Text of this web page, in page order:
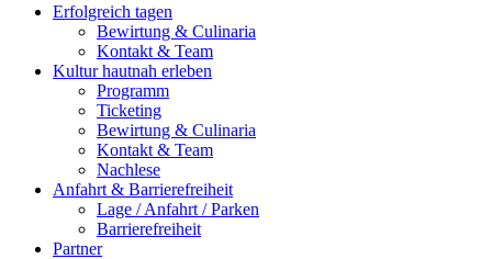
Erfolgreich tagen
Bewirtung & Culinaria
Kontakt & Team
Kultur hautnah erleben
Programm
Ticketing
Bewirtung & Culinaria
Kontakt & Team
Nachlese
Anfahrt & Barrierefreiheit
Lage / Anfahrt / Parken
Barrierefreiheit
Partner